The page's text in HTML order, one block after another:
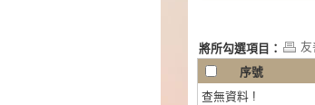
將所勾選項目： 友
序號
查無資料 !